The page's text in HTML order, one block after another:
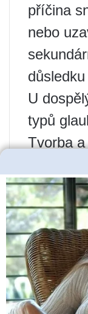
příčina
nebo
U
typů
Tvorba
odtéká z
tvoří
Odtéká